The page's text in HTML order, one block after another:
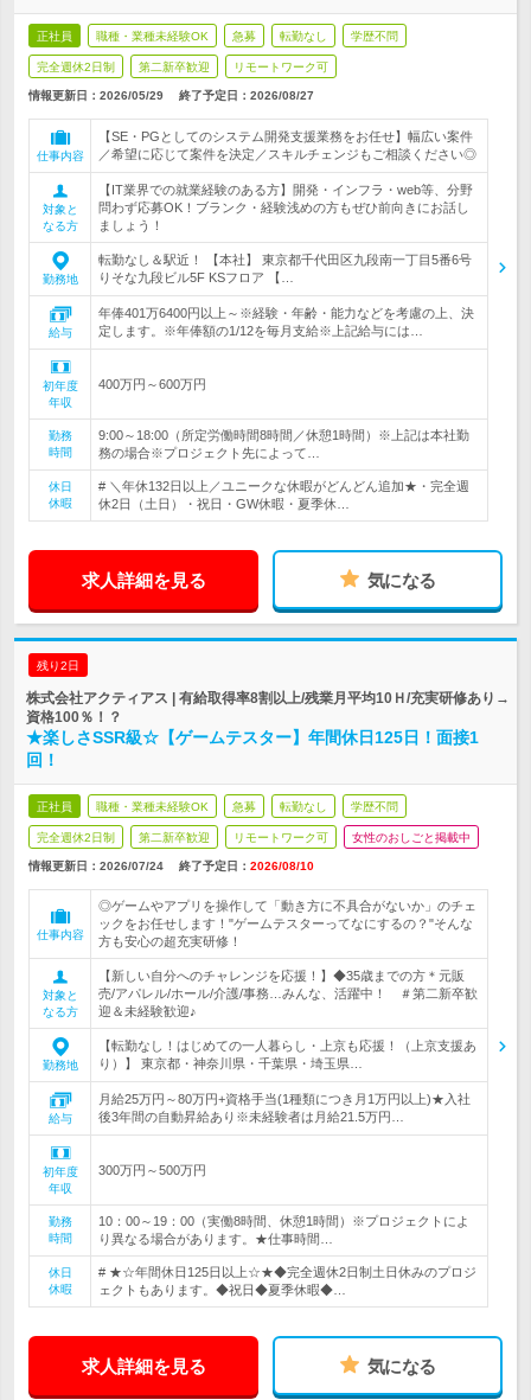
正社員 職種・業種未経験OK 急募 転勤なし 学歴不問
完全週休2日制 第二新卒歓迎 リモートワーク可
情報更新日：2026/05/29 終了予定日： 2026/08/27
仕事内容
【SE・PGとしてのシステム開発支援業務をお任せ】幅広い案件
／希望に応じて案件を決定／スキルチェンジもご相談ください◎
対象と
なる方
【IT業界での就業経験のある方】開発・インフラ・web等、分野
問わず応募OK！ブランク・経験浅めの方もぜひ前向きにお話し
ましょう！
勤務地
転勤なし＆駅近！ 【本社】 東京都千代田区九段南一丁目5番6号
りそな九段ビル5F KSフロア 【…
給与
年俸401万6400円以上～※経験・年齢・能力などを考慮の上、決
定します。※年俸額の1/12を毎月支給※上記給与には…
初年度
年収
400万円～600万円
勤務
時間
9:00～18:00（所定労働時間8時間／休憩1時間）※上記は本社勤
務の場合※プロジェクト先によって…
休日
休暇
# ＼年休132日以上／ユニークな休暇がどんどん追加★・完全週
休2日（土日）・祝日・GW休暇・夏季休…
求人詳細を見る 気になる
残り2日
株式会社アクティアス | 有給取得率8割以上/残業月平均10Ｈ/充実研修あり→
資格100％！？
★楽しさSSR級☆【ゲームテスター】年間休日125日！面接1
回！
正社員 職種・業種未経験OK 急募 転勤なし 学歴不問
完全週休2日制 第二新卒歓迎 リモートワーク可 女性のおしごと掲載中
情報更新日：2026/07/24 終了予定日： 2026/08/10
仕事内容
◎ゲームやアプリを操作して「動き方に不具合がないか」のチェ
ックをお任せします！"ゲームテスターってなにするの？"そんな
方も安心の超充実研修！
対象と
なる方
【新しい自分へのチャレンジを応援！】◆35歳までの方＊元販
売/アパレル/ホール/介護/事務…みんな、活躍中！ ＃第二新卒歓
迎＆未経験歓迎♪
勤務地
【転勤なし！はじめての一人暮らし・上京も応援！（上京支援あ
り）】 東京都・神奈川県・千葉県・埼玉県…
給与
月給25万円～80万円+資格手当(1種類につき月1万円以上)★入社
後3年間の自動昇給あり※未経験者は月給21.5万円…
初年度
年収
300万円～500万円
勤務
時間
10：00～19：00（実働8時間、休憩1時間）※プロジェクトによ
り異なる場合があります。★仕事時間…
休日
休暇
# ★☆年間休日125日以上☆★◆完全週休2日制土日休みのプロジ
ェクトもあります。◆祝日◆夏季休暇◆…
求人詳細を見る 気になる